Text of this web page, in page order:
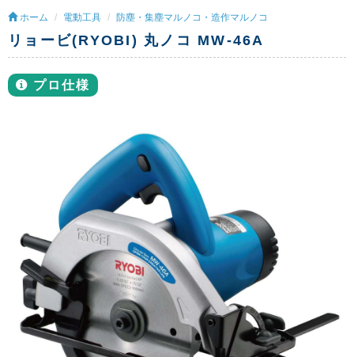
ホーム 電動工具 防塵・集塵マルノコ・造作マルノコ
リョービ(RYOBI) 丸ノコ MW-46A
プロ仕様